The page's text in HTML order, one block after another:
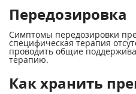
Передозировка
Симптомы передозировки
специфическая терапия
проводить общие
терапию.
Как хранить